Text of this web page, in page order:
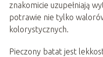
znakomicie uzupełniają
potrawie nie tylko
kolorystycznych.
Pieczony batat jest